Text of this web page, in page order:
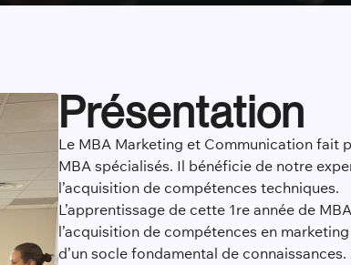
Présentation
Le MBA Marketing et Communication fait
MBA spécialisés. Il bénéficie de notre
l’acquisition de compétences techniques.
L’apprentissage de cette 1re année de
l’acquisition de compétences en
d’un socle fondamental de